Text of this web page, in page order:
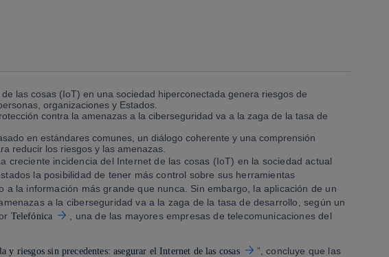
las cosas (IoT) en una sociedad hiperconectada genera riesgos de
organizaciones y Estados.
contra la amenazas a la ciberseguridad va a la zaga de la tasa de
en estándares comunes, un diálogo coherente y una comprensión
reducir los riesgos y las amenazas.
creciente incidencia del Internet de las cosas (IoT) en la sociedad actual
la posibilidad de tener más control sobre sus herramientas
a la información más grande que nunca. Sin embargo, la aplicación de un
a la ciberseguridad va a la zaga de la tasa de desarrollo, según un
Telefónica
, una de las mayores empresas de telecomunicaciones del
y riesgos sin precedentes: asegurar el Internet de las cosas
”, concluye que las